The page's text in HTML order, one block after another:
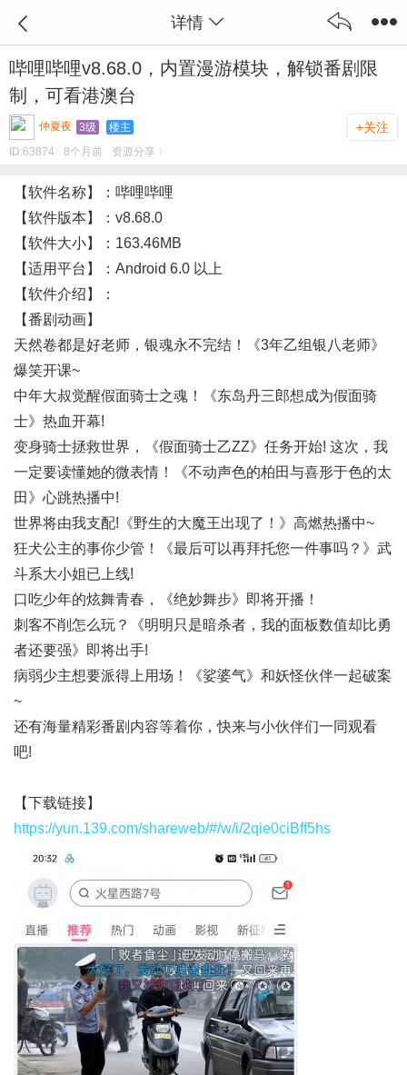
详情
哔哩哔哩v8.68.0，内置漫游模块，解锁番剧限
制，可看港澳台
+关注
仲夏夜 3级
楼主
ID:63874 8个月前 资源分享 〉
【软件名称】：哔哩哔哩
【软件版本】：v8.68.0
【软件大小】：163.46MB
【适用平台】：Android 6.0 以上
【软件介绍】：
【番剧动画】
天然卷都是好老师，银魂永不完结！《3年乙组银八老师》
爆笑开课~
中年大叔觉醒假面骑士之魂！《东岛丹三郎想成为假面骑
士》热血开幕!
变身骑士拯救世界，《假面骑士乙ZZ》任务开始! 这次，我
一定要读懂她的微表情！《不动声色的柏田与喜形于色的太
田》心跳热播中!
世界将由我支配!《野生的大魔王出现了！》高燃热播中~
狂犬公主的事你少管！《最后可以再拜托您一件事吗？》武
斗系大小姐已上线!
口吃少年的炫舞青春，《绝妙舞步》即将开播！
刺客不削怎么玩？《明明只是暗杀者，我的面板数值却比勇
者还要强》即将出手!
病弱少主想要派得上用场！《娑婆气》和妖怪伙伴一起破案
~
还有海量精彩番剧内容等着你，快来与小伙伴们一同观看
吧!
【下载链接】
https://yun.139.com/shareweb/#/w/i/2qie0ciBff5hs